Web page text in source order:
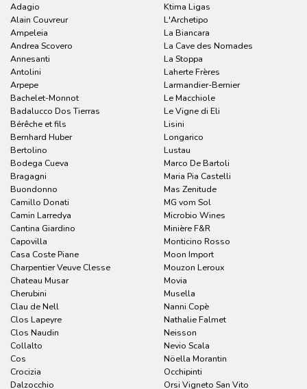
Adagio
Alain Couvreur
Ampeleia
Andrea Scovero
Annesanti
Antolini
Arpepe
Bachelet-Monnot
Badalucco Dos Tierras
Bérêche et fils
Bernhard Huber
Bertolino
Bodega Cueva
Bragagni
Buondonno
Camillo Donati
Camin Larredya
Cantina Giardino
Capovilla
Casa Coste Piane
Charpentier Veuve Clesse
Chateau Musar
Cherubini
Clau de Nell
Clos Lapeyre
Clos Naudin
Collalto
Cos
Crocizia
Dalzocchio
Ktima Ligas
L'Archetipo
La Biancara
La Cave des Nomades
La Stoppa
Laherte Frères
Larmandier-Bernier
Le Macchiole
Le Vigne di Eli
Lisini
Longarico
Lustau
Marco De Bartoli
Maria Pia Castelli
Mas Zenitude
MG vom Sol
Microbio Wines
Minière F&R
Monticino Rosso
Moon Import
Mouzon Leroux
Movia
Musella
Nanni Copè
Nathalie Falmet
Neisson
Nevio Scala
Nöella Morantin
Occhipinti
Orsi Vigneto San Vito